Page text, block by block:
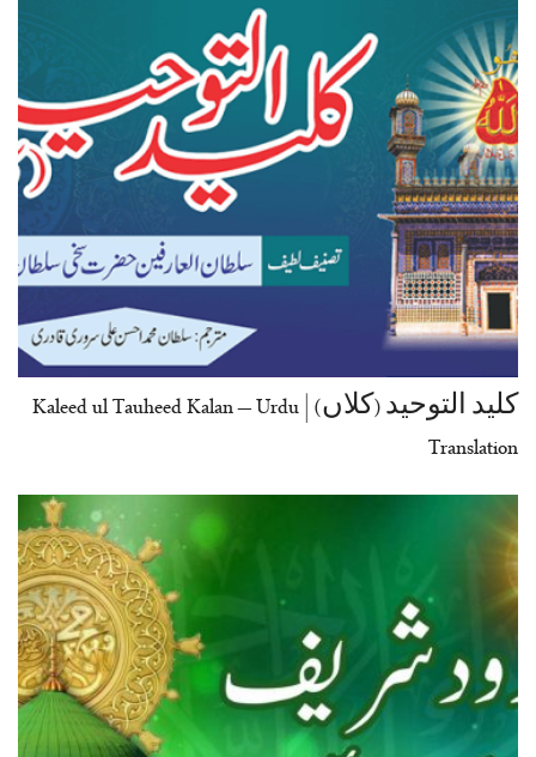
کلید التوحید (کلاں) | Kaleed ul Tauheed Kalan – Urdu
Translation